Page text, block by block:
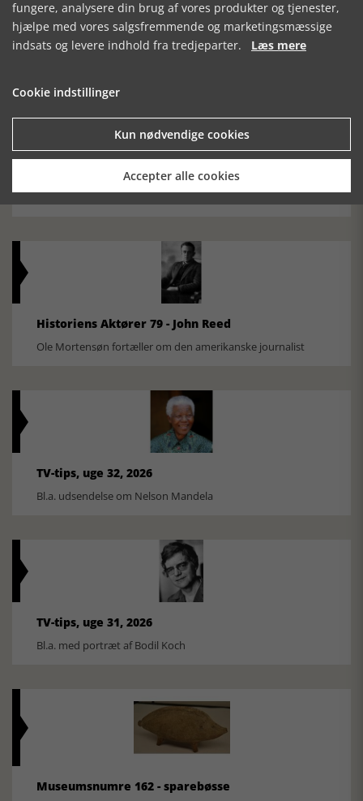
Den største samling af moselig i verden på Museum
Silkeborg Hovedgården
Historisk festival i Faaborg
FOBURGH Faaborg Internationale Historie Festival 2026 30.
oktober - 1. november 2026
Historiens Aktører 79 - John Reed
Ole Mortensøn fortæller om den amerikanske journalist
TV-tips, uge 32, 2026
Bl.a. udsendelse om Nelson Mandela
TV-tips, uge 31, 2026
Bl.a. med portræt af Bodil Koch
Museumsnumre 162 - sparebøsse
fungere, analysere din brug af vores produkter og tjenester,
hjælpe med vores salgsfremmende og marketingsmæssige
indsats og levere indhold fra tredjeparter. Læs mere
Cookie indstillinger
Kun nødvendige cookies
Accepter alle cookies